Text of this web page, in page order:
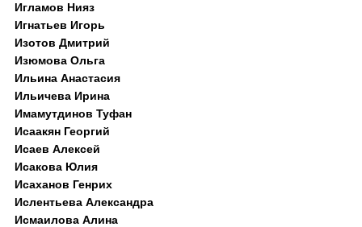
Игламов Нияз
Игнатьев Игорь
Изотов Дмитрий
Изюмова Ольга
Ильина Анастасия
Ильичева Ирина
Имамутдинов Туфан
Исаакян Георгий
Исаев Алексей
Исакова Юлия
Исаханов Генрих
Ислентьева Александра
Исмаилова Алина